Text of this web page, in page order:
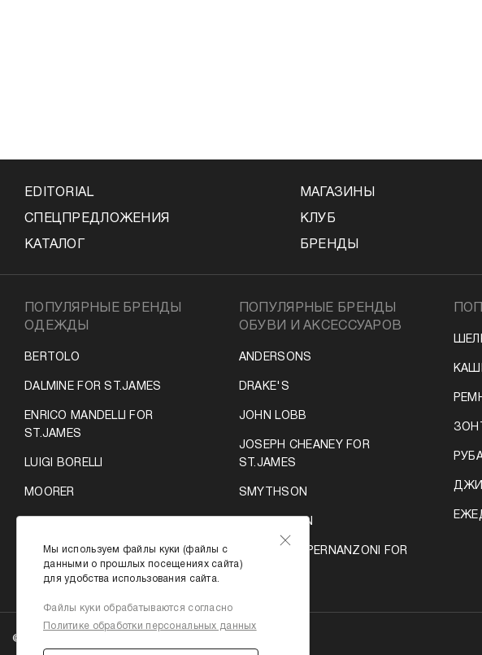
EDITORIAL МАГАЗИНЫ
СПЕЦПРЕДЛОЖЕНИЯ КЛУБ
КАТАЛОГ БРЕНДЫ
ПОПУЛЯРНЫЕ БРЕНДЫ
ОДЕЖДЫ
BERTOLO
DALMINE FOR ST.JAMES
ENRICO MANDELLI FOR
ST.JAMES
LUIGI BORELLI
MOORER
SCISSOR SCRIPTOR
ST. JAMES
ПОПУЛЯРНЫЕ БРЕНДЫ
ОБУВИ И АКСЕССУАРОВ
ANDERSONS
DRAKE'S
JOHN LOBB
JOSEPH CHEANEY FOR
ST.JAMES
SMYTHSON
VILEBREQUIN
VITTORIO SPERNANZONI FOR
ST-JAMES
© 2026 ST. JAMES.RU.
Мы используем файлы куки (файлы с
данными о прошлых посещениях сайта)
для удобства использования сайта.
Файлы куки обрабатываются согласно
Политике обработки персональных данных